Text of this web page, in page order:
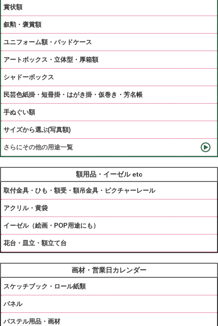
賞状額
叙勲・褒賞額
ユニフォーム額・バッドケース
アートボックス・立体型・厚箱額
シャドーボックス
民芸色紙掛・短冊掛・はがき掛・仮巻き・芳名帳
手ぬぐい額
サイズから選ぶ(写真額)
さらにその他の用途一覧
額用品・イーゼル etc
取付金具・ひも・額受・額吊金具・ピクチャーレール
アクリル・黄袋
イーゼル（絵画・POP用途にも）
花台・皿立・額立て台
画材・営業日カレンダー
スケッチブック・ロール紙類
パネル
パステル用品・画材